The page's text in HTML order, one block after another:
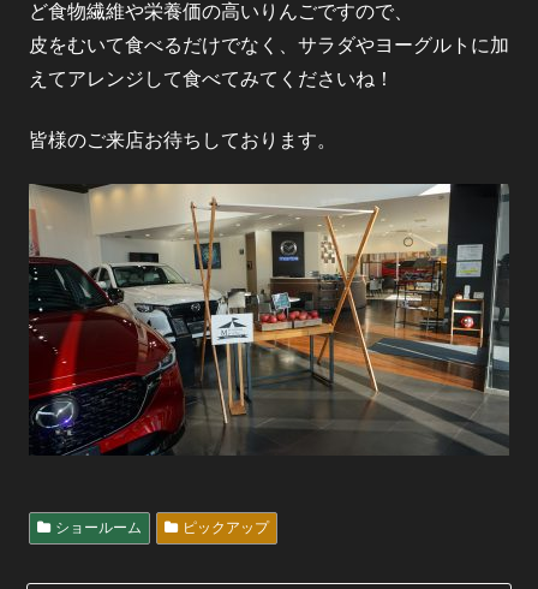
ど食物繊維や栄養価の高いりんごですので、
皮をむいて食べるだけでなく、サラダやヨーグルトに加
えてアレンジして食べてみてくださいね！
皆様のご来店お待ちしております。
ショールーム ピックアップ